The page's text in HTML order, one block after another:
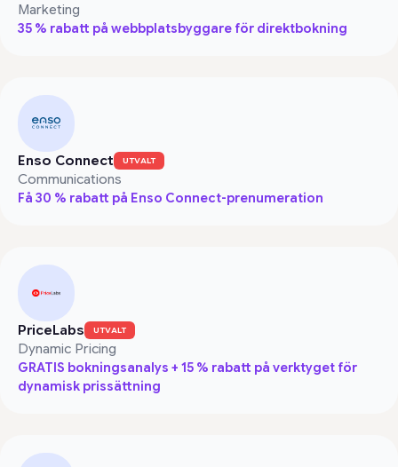
Marketing
35 % rabatt på webbplatsbyggare för direktbokning
Enso Connect UTVALT
Communications
Få 30 % rabatt på Enso Connect-prenumeration
PriceLabs UTVALT
Dynamic Pricing
GRATIS bokningsanalys + 15 % rabatt på verktyget för
dynamisk prissättning